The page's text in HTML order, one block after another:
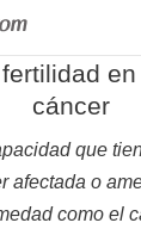
cáncer
que
afectada o
como el